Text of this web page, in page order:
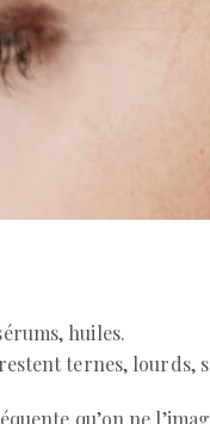
huiles.
ternes, lourds,